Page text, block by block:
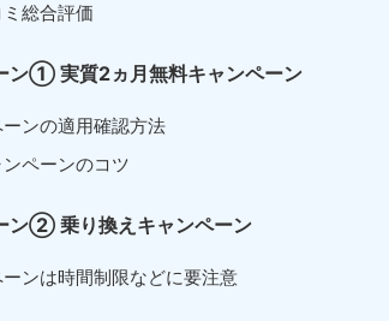
総合評価
ン① 実質2ヵ月無料キャンペーン
ンの適用確認方法
ペーンのコツ
ン② 乗り換えキャンペーン
ンは時間制限などに要注意